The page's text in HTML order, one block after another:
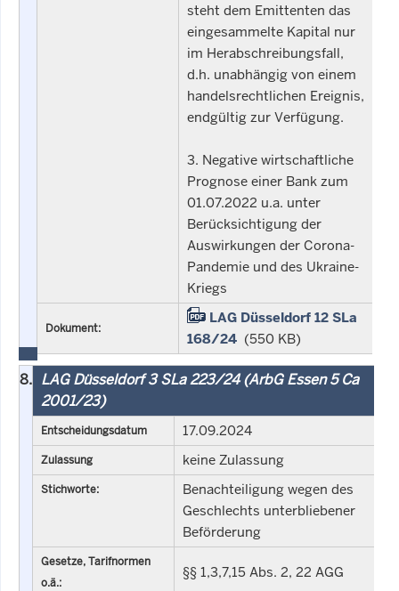
steht dem Emittenten das
eingesammelte Kapital nur
im Herabschreibungsfall,
d.h. unabhängig von einem
handelsrechtlichen Ereignis,
endgültig zur Verfügung.
3. Negative wirtschaftliche
Prognose einer Bank zum
01.07.2022 u.a. unter
Berücksichtigung der
Auswirkungen der Corona-
Pandemie und des Ukraine-
Kriegs
Dokument:
LAG Düsseldorf 12 SLa
168/24 (550 KB)
8. LAG Düsseldorf 3 SLa 223/24 (ArbG Essen 5 Ca
2001/23)
Entscheidungsdatum 17.09.2024
Zulassung keine Zulassung
Stichworte:
Benachteiligung wegen des
Geschlechts unterbliebener
Beförderung
Gesetze, Tarifnormen
o.ä.:
§§ 1,3,7,15 Abs. 2, 22 AGG